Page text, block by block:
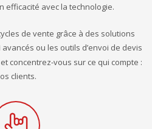
efficacité avec la technologie.
de vente grâce à des solutions
ou les outils d’envoi de devis
concentrez-vous sur ce qui compte :
clients.